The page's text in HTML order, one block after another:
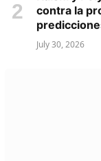
contra la
July 30, 2026